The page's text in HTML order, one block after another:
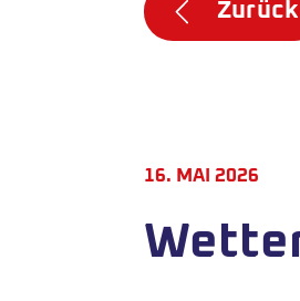
Zurück
16. MAI 2026